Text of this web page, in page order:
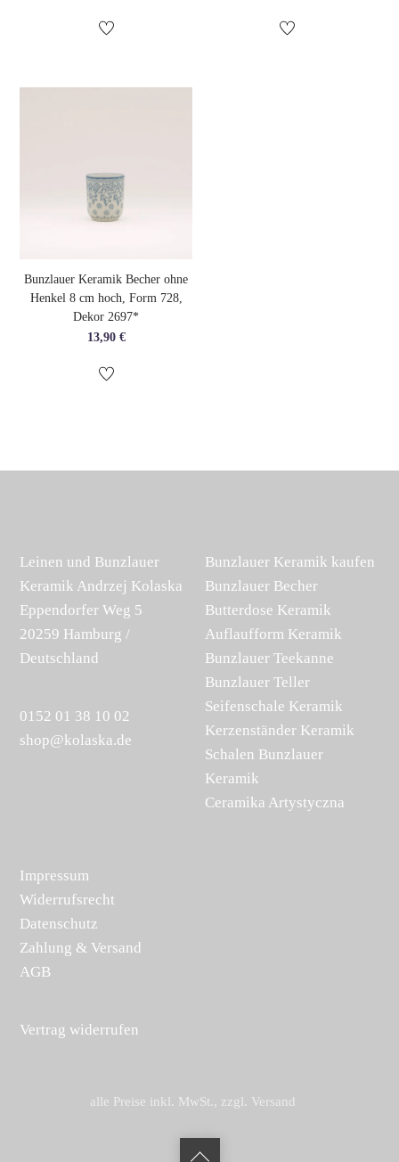
Bunzlauer Keramik Becher ohne
Henkel 8 cm hoch, Form 728,
Dekor 2697*
13,90 €
Leinen und Bunzlauer
Keramik Andrzej Kolaska
Eppendorfer Weg 5
20259 Hamburg /
Deutschland
0152 01 38 10 02
shop@kolaska.de
Bunzlauer Keramik kaufen
Bunzlauer Becher
Butterdose Keramik
Auflaufform Keramik
Bunzlauer Teekanne
Bunzlauer Teller
Seifenschale Keramik
Kerzenständer Keramik
Schalen Bunzlauer
Keramik
Ceramika Artystyczna
Impressum
Widerrufsrecht
Datenschutz
Zahlung & Versand
AGB
Vertrag widerrufen
Back
alle Preise inkl. MwSt., zzgl. Versand